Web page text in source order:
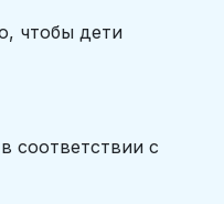
чтобы дети
соответствии с